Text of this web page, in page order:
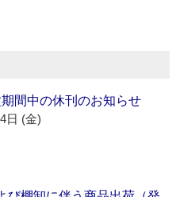
間中の休刊のお知らせ
日 (金)